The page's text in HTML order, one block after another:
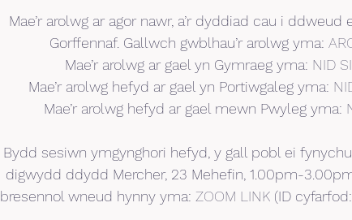
Mae’r arolwg ar agor nawr, a’r dyddiad cau i
Gorffennaf. Gallwch gwblhau’r arolwg yma:
Mae’r arolwg ar gael yn Gymraeg yma: NID
Mae’r arolwg hefyd ar gael yn Portiwgaleg yma:
Mae’r arolwg hefyd ar gael mewn Pwyleg yma:
Bydd sesiwn ymgynghori hefyd, y gall pobl ei
digwydd ddydd Mercher, 23 Mehefin, 1.00pm-
bresennol wneud hynny yma: ZOOM LINK (ID cyfarfod: